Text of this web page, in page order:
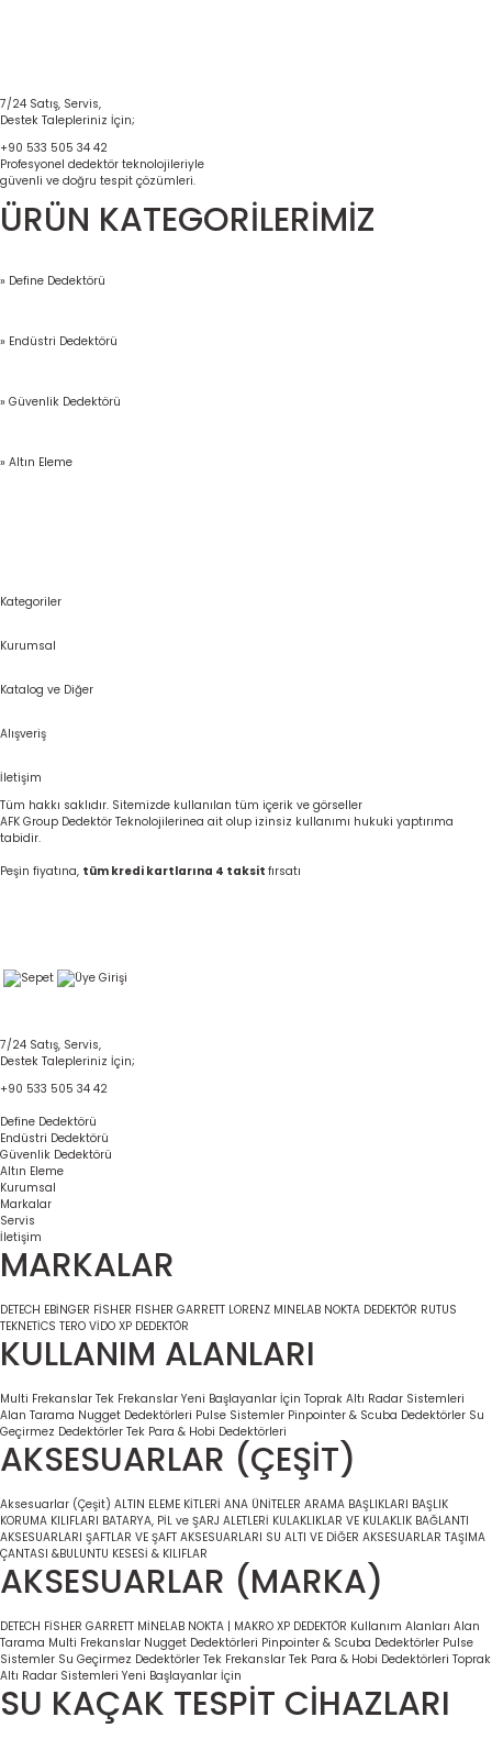
7/24 Satış, Servis,
Destek Talepleriniz İçin;
+90 533 505 34 42
Profesyonel dedektör teknolojileriyle
güvenli ve doğru tespit çözümleri.
ÜRÜN KATEGORİLERİMİZ
» Define Dedektörü
» Endüstri Dedektörü
» Güvenlik Dedektörü
» Altın Eleme
Kategoriler
Kurumsal
Katalog ve Diğer
Alışveriş
İletişim
Tüm hakkı saklıdır. Sitemizde kullanılan tüm içerik ve görseller
AFK Group Dedektör Teknolojilerinea ait olup izinsiz kullanımı hukuki yaptırıma
tabidir.
Peşin fiyatına, tüm kredi kartlarına 4 taksit fırsatı
7/24 Satış, Servis,
Destek Talepleriniz İçin;
+90 533 505 34 42
Define Dedektörü
Endüstri Dedektörü
Güvenlik Dedektörü
Altın Eleme
Kurumsal
Markalar
Servis
İletişim
MARKALAR
DETECH EBİNGER FİSHER FISHER GARRETT LORENZ MINELAB NOKTA DEDEKTÖR RUTUS
TEKNETİCS TERO VİDO XP DEDEKTÖR
KULLANIM ALANLARI
Multi Frekanslar Tek Frekanslar Yeni Başlayanlar İçin Toprak Altı Radar Sistemleri
Alan Tarama Nugget Dedektörleri Pulse Sistemler Pinpointer & Scuba Dedektörler Su
Geçirmez Dedektörler Tek Para & Hobi Dedektörleri
AKSESUARLAR (ÇEŞİT)
Aksesuarlar (Çeşit) ALTIN ELEME KİTLERİ ANA ÜNİTELER ARAMA BAŞLIKLARI BAŞLIK
KORUMA KILIFLARI BATARYA, PİL ve ŞARJ ALETLERİ KULAKLIKLAR VE KULAKLIK BAĞLANTI
AKSESUARLARI ŞAFTLAR VE ŞAFT AKSESUARLARI SU ALTI VE DİĞER AKSESUARLAR TAŞIMA
ÇANTASI &BULUNTU KESESİ & KILIFLAR
AKSESUARLAR (MARKA)
DETECH FİSHER GARRETT MİNELAB NOKTA | MAKRO XP DEDEKTÖR Kullanım Alanları Alan
Tarama Multi Frekanslar Nugget Dedektörleri Pinpointer & Scuba Dedektörler Pulse
Sistemler Su Geçirmez Dedektörler Tek Frekanslar Tek Para & Hobi Dedektörleri Toprak
Altı Radar Sistemleri Yeni Başlayanlar İçin
SU KAÇAK TESPİT CİHAZLARI